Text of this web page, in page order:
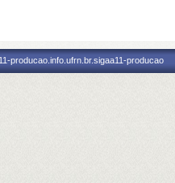
producao.info.ufrn.br.sigaa11-producao